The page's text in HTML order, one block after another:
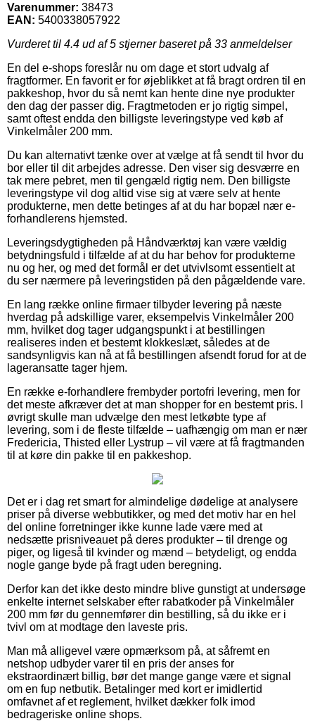
Varenummer: 38473
EAN: 5400338057922
Vurderet til 4.4 ud af 5 stjerner baseret på 33 anmeldelser
En del e-shops foreslår nu om dage et stort udvalg af
fragtformer. En favorit er for øjeblikket at få bragt ordren til en
pakkeshop, hvor du så nemt kan hente dine nye produkter
den dag der passer dig. Fragtmetoden er jo rigtig simpel,
samt oftest endda den billigste leveringstype ved køb af
Vinkelmåler 200 mm.
Du kan alternativt tænke over at vælge at få sendt til hvor du
bor eller til dit arbejdes adresse. Den viser sig desværre en
tak mere pebret, men til gengæld rigtig nem. Den billigste
leveringstype vil dog altid vise sig at være selv at hente
produkterne, men dette betinges af at du har bopæl nær e-
forhandlerens hjemsted.
Leveringsdygtigheden på Håndværktøj kan være vældig
betydningsfuld i tilfælde af at du har behov for produkterne
nu og her, og med det formål er det utvivlsomt essentielt at
du ser nærmere på leveringstiden på den pågældende vare.
En lang række online firmaer tilbyder levering på næste
hverdag på adskillige varer, eksempelvis Vinkelmåler 200
mm, hvilket dog tager udgangspunkt i at bestillingen
realiseres inden et bestemt klokkeslæt, således at de
sandsynligvis kan nå at få bestillingen afsendt forud for at de
lageransatte tager hjem.
En række e-forhandlere frembyder portofri levering, men for
det meste afkræver det at man shopper for en bestemt pris. I
øvrigt skulle man udvælge den mest letkøbte type af
levering, som i de fleste tilfælde – uafhængig om man er nær
Fredericia, Thisted eller Lystrup – vil være at få fragtmanden
til at køre din pakke til en pakkeshop.
Det er i dag ret smart for almindelige dødelige at analysere
priser på diverse webbutikker, og med det motiv har en hel
del online forretninger ikke kunne lade være med at
nedsætte prisniveauet på deres produkter – til drenge og
piger, og ligeså til kvinder og mænd – betydeligt, og endda
nogle gange byde på fragt uden beregning.
Derfor kan det ikke desto mindre blive gunstigt at undersøge
enkelte internet selskaber efter rabatkoder på Vinkelmåler
200 mm før du gennemfører din bestilling, så du ikke er i
tvivl om at modtage den laveste pris.
Man må alligevel være opmærksom på, at såfremt en
netshop udbyder varer til en pris der anses for
ekstraordinært billig, bør det mange gange være et signal
om en fup netbutik. Betalinger med kort er imidlertid
omfavnet af et reglement, hvilket dækker folk imod
bedrageriske online shops.